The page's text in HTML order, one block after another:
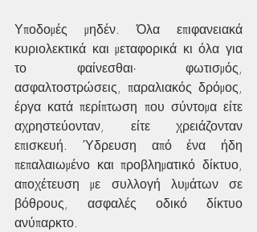
Υποδομές μηδέν. Όλα επιφανειακά
κυριολεκτικά και μεταφορικά κι όλα για
το φαίνεσθαι∙ φωτισμός,
ασφαλτοστρώσεις, παραλιακός δρόμος,
έργα κατά περίπτωση που σύντομα είτε
αχρηστεύονταν, είτε χρειάζονταν
επισκευή. Ύδρευση από ένα ήδη
πεπαλαιωμένο και προβληματικό δίκτυο,
αποχέτευση με συλλογή λυμάτων σε
βόθρους, ασφαλές οδικό δίκτυο
ανύπαρκτο.